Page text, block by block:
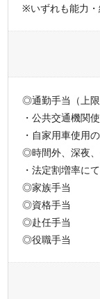
※いずれも能力・
◎通勤手当（上限
・公共交通機関
・自家用車使用
◎時間外、深夜
・法定割増率に
◎家族手当
◎資格手当
◎赴任手当
◎役職手当